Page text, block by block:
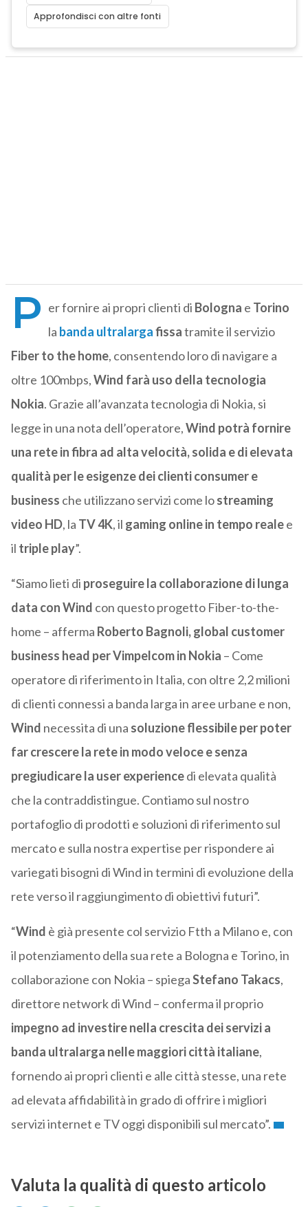
Approfondisci con altre fonti
P er fornire ai propri clienti di Bologna e Torino
la banda ultralargafissatramite il servizio
Fiber to the home, consentendo loro di navigare a
oltre 100mbps,Wind farà uso della tecnologia
Nokia. Grazie all’avanzata tecnologia di Nokia, si
legge in una nota dell’operatore,Wind potrà fornire
una rete in fibra ad alta velocità, solida e di elevata
qualità per le esigenze dei clienti consumer e
business che utilizzano servizi come lostreaming
video HD, la TV 4K, il gaming online in tempo realee
il triple play”.
“Siamo lieti di proseguire la collaborazione di lunga
data con Wind con questo progetto Fiber-to-the-
home – afferma Roberto Bagnoli, global customer
business head per Vimpelcom in Nokia – Come
operatore di riferimento in Italia, con oltre 2,2 milioni
di clienti connessi a banda larga in aree urbane e non,
Wind necessita di una soluzione flessibile per poter
far crescere la rete in modo veloce e senza
pregiudicare la user experiencedi elevata qualità
che la contraddistingue. Contiamo sul nostro
portafoglio di prodotti e soluzioni di riferimento sul
mercato e sulla nostra expertise per rispondere ai
variegati bisogni di Wind in termini di evoluzione della
rete verso il raggiungimento di obiettivi futuri”.
“Wind è già presente col servizio Ftth a Milano e, con
il potenziamento della sua rete a Bologna e Torino, in
collaborazione con Nokia – spiegaStefano Takacs,
direttore network di Wind – conferma il proprio
impegno ad investire nella crescita dei servizi a
banda ultralarga nelle maggiori città italiane,
fornendo ai propri clienti e alle città stesse, una rete
ad elevata affidabilità in grado di offrire i migliori
servizi internet e TV oggi disponibili sul mercato”.
Valuta la qualità di questo articolo